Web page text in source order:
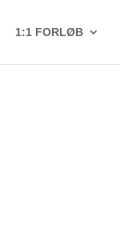
1:1 FORLØB